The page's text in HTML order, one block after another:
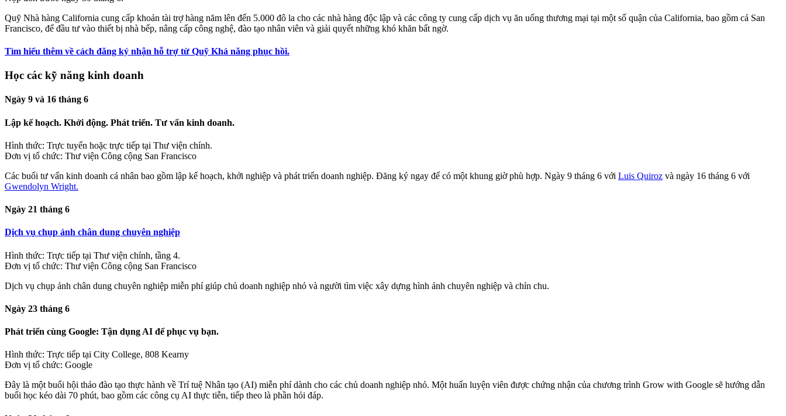
Quỹ Nhà hàng California cung cấp khoản tài trợ hàng năm lên đến 5.000 đô la cho các nhà hàng độc lập và các công ty cung cấp dịch vụ ăn uống thương mại tại một số quận của California, bao gồm cả San
Francisco, để đầu tư vào thiết bị nhà bếp, nâng cấp công nghệ, đào tạo nhân viên và giải quyết những khó khăn bất ngờ.
Tìm hiểu thêm về cách đăng ký nhận hỗ trợ từ Quỹ Khả năng phục hồi.
Học các kỹ năng kinh doanh
Ngày 9 và 16 tháng 6
Lập kế hoạch. Khởi động. Phát triển. Tư vấn kinh doanh.
Hình thức: Trực tuyến hoặc trực tiếp tại Thư viện chính.
Đơn vị tổ chức: Thư viện Công cộng San Francisco
Các buổi tư vấn kinh doanh cá nhân bao gồm lập kế hoạch, khởi nghiệp và phát triển doanh nghiệp. Đăng ký ngay để có một khung giờ phù hợp. Ngày 9 tháng 6 với Luis Quiroz và ngày 16 tháng 6 với
Gwendolyn Wright.
Ngày 21 tháng 6
Dịch vụ chụp ảnh chân dung chuyên nghiệp
Hình thức: Trực tiếp tại Thư viện chính, tầng 4.
Đơn vị tổ chức: Thư viện Công cộng San Francisco
Dịch vụ chụp ảnh chân dung chuyên nghiệp miễn phí giúp chủ doanh nghiệp nhỏ và người tìm việc xây dựng hình ảnh chuyên nghiệp và chỉn chu.
Ngày 23 tháng 6
Phát triển cùng Google: Tận dụng AI để phục vụ bạn.
Hình thức: Trực tiếp tại City College, 808 Kearny
Đơn vị tổ chức: Google
Đây là một buổi hội thảo đào tạo thực hành về Trí tuệ Nhân tạo (AI) miễn phí dành cho các chủ doanh nghiệp nhỏ. Một huấn luyện viên được chứng nhận của chương trình Grow with Google sẽ hướng dẫn
buổi học kéo dài 70 phút, bao gồm các công cụ AI thực tiễn, tiếp theo là phần hỏi đáp.